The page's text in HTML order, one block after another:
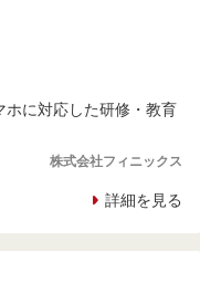
ホに対応した研修・教育
株式会社フィニックス
詳細を見る